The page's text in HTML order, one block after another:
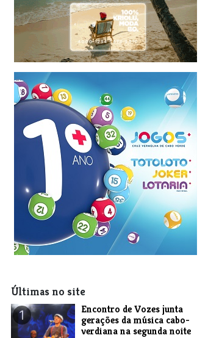
Últimas no site
1
Encontro de Vozes junta
gerações da música cabo-
verdiana na segunda noite